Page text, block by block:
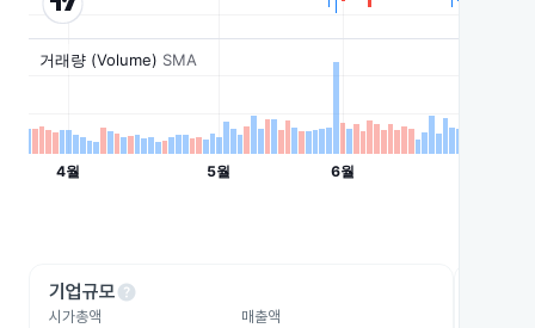
기업규모help
시가총액
매출액